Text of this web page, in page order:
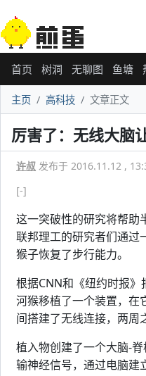
首页 树洞 无聊图 鱼塘
主页 高科技 文章正文
厉害了：无线大脑
许叔 发布于 2016.11.12 ,
[-]
这一突破性的研究将帮助
联邦理工的研究者们通过
猴子恢复了步行能力。
根据CNN和《纽约时报
河猴移植了一个装置，在
间搭建了无线连接，两周
植入物创建了一个大脑-
输神经信号，通过电脑建